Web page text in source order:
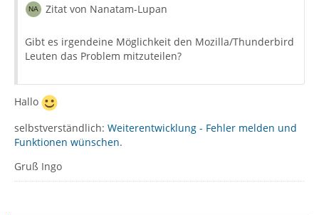
Zitat von Nanatam-Lupan
Gibt es irgendeine Möglichkeit den Mozilla/Thunderbird
Leuten das Problem mitzuteilen?
Hallo
selbstverständlich: Weiterentwicklung - Fehler melden und
Funktionen wünschen.
Gruß Ingo